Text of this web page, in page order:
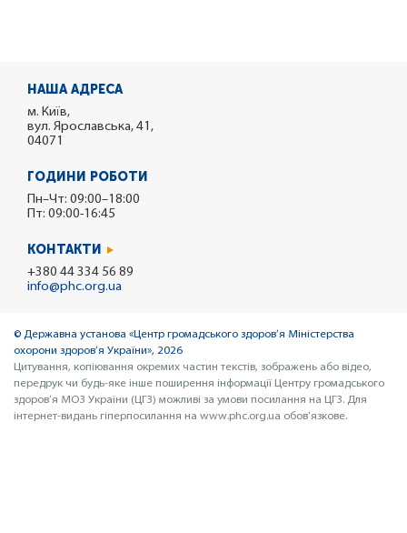
НАША АДРЕСА
м. Київ,
вул. Ярославська, 41,
04071
ГОДИНИ РОБОТИ
Пн–Чт: 09:00–18:00
Пт: 09:00-16:45
КОНТАКТИ
+380 44 334 56 89
info@phc.org.ua
© Державна установа «Центр громадського здоров’я Міністерства
охорони здоров’я України», 2026
Цитування, копіювання окремих частин текстів, зображень або відео,
передрук чи будь-яке інше поширення інформації Центру громадського
здоров’я МОЗ України (ЦГЗ) можливі за умови посилання на ЦГЗ. Для
інтернет-видань гіперпосилання на www.phc.org.ua обов’язкове.